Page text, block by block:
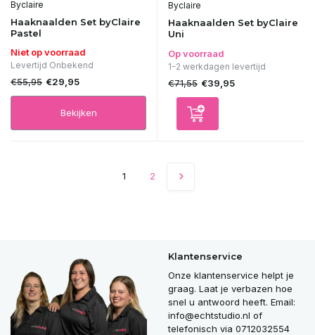
Byclaire
Haaknaalden Set byClaire
Pastel
Niet op voorraad
Levertijd Onbekend
€55,95 €29,95
Bekijken
Byclaire
Haaknaalden Set byClaire
Uni
Op voorraad
1-2 werkdagen levertijd
€71,55 €39,95
1 2
Klantenservice
Onze klantenservice helpt je
graag. Laat je verbazen hoe
snel u antwoord heeft. Email:
info@echtstudio.nl of
telefonisch via 0712032554